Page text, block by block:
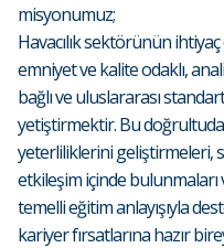
misyonumuz;
Havacılık sektörünün
emniyet ve kalite odaklı,
bağlı ve uluslararası
yetiştirmektir. Bu
yeterliliklerini geliştirmeleri,
etkileşim içinde
temelli eğitim anlayışıyla
kariyer fırsatlarına hazır